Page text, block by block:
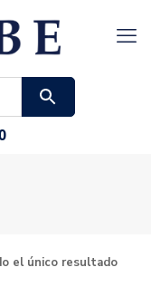
el único resultado